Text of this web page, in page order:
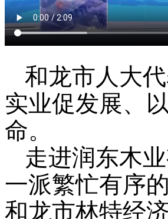
和龙市人大
实业促发展、
命。
走进润东木
一派繁忙有序
和龙市林特经